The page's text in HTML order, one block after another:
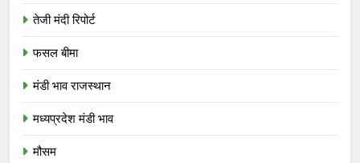
तेजी मंदी रिपोर्ट
फसल बीमा
मंडी भाव राजस्थान
मध्यप्रदेश मंडी भाव
मौसम